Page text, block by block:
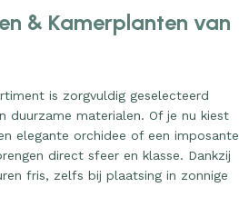
& Kamerplanten van
is zorgvuldig geselecteerd
duurzame materialen. Of je nu kiest
elegante orchidee of een imposante
direct sfeer en klasse. Dankzij
fris, zelfs bij plaatsing in zonnige